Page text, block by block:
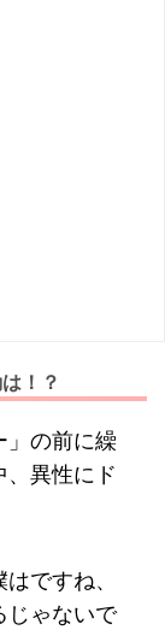
！？
」の前に繰
、異性にド
ですね、
じゃないで